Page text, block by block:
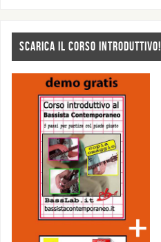
SCARICA IL CORSO INTRODUTTIVO!